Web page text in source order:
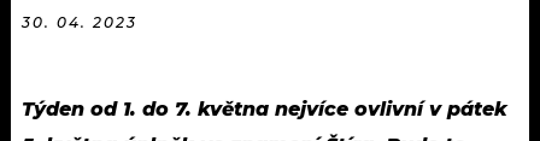
30. 04. 2023
Týden od 1. do 7. května nejvíce ovlivní v pátek